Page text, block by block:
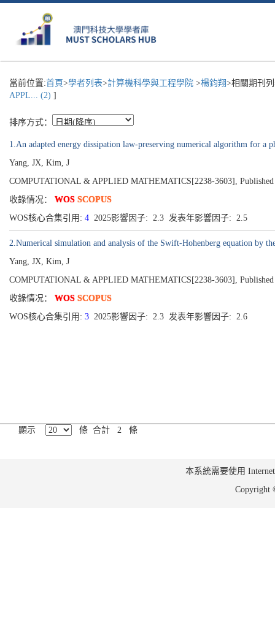
當前位置:首頁>學者列表>計算機科學與工程學院 >楊鈞翔>相關期刊
APPL... (2) ]
排序方式：
1.An adapted energy dissipation law-preserving numerical algorithm for a
Yang, JX, Kim, J
COMPUTATIONAL & APPLIED MATHEMATICS[2238-3603], Published
收錄情况： WOS SCOPUS
WOS核心合集引用: 4 2025影響因子: 2.3 发表年影響因子: 2.5
2.Numerical simulation and analysis of the Swift-Hohenberg equation by
Yang, JX, Kim, J
COMPUTATIONAL & APPLIED MATHEMATICS[2238-3603], Published
收錄情况： WOS SCOPUS
WOS核心合集引用: 3 2025影響因子: 2.3 发表年影響因子: 2.6
顯示 條 合計 2 條
本系統需要使用
Copyright